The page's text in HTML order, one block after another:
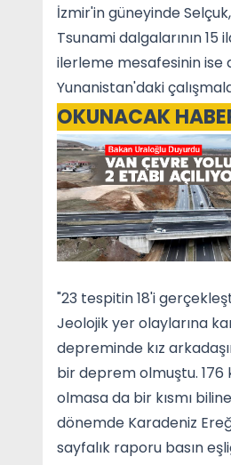
İzmir'in güneyinde
Tsunami dalgalarının
ilerleme mesafesinin ise
Yunanistan'daki
OKUNACAK
"23 tespitin 18'i
Jeolojik yer olaylarına
depreminde kız
bir deprem olmuştu. 176
olmasa da bir kısmı
dönemde Karadeniz
sayfalık raporu basın